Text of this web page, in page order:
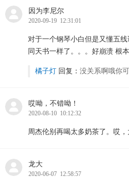
因为李尼尔
2020-09-19 12:31:01
对于一个钢琴小白但是又懂五
同天书一样了。。。好崩溃 根
橘子灯 回复： 没关系啊哦你
哎呦，不错呦！
2020-08-10 10:12:32
周杰伦别再喝太多奶茶了。哎，
龙大
2020-06-07 12:58:57